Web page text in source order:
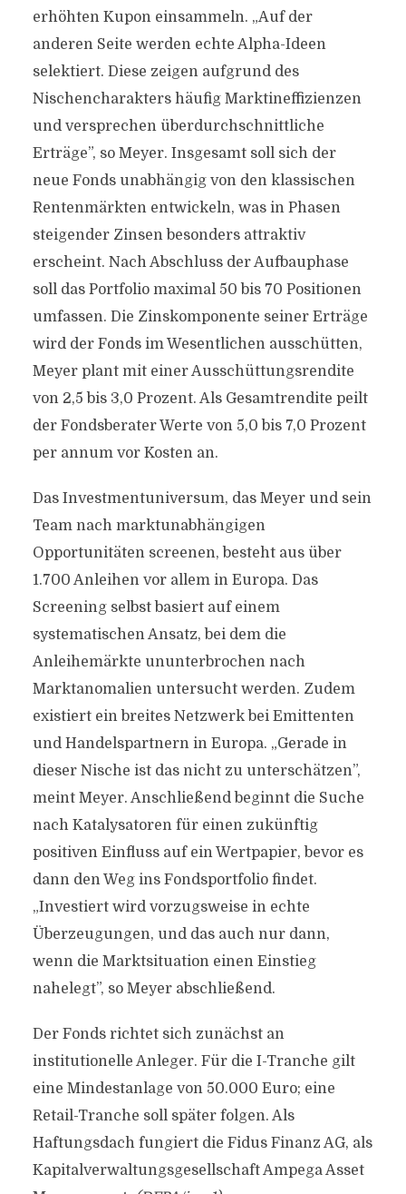
erhöhten Kupon einsammeln. „Auf der
anderen Seite werden echte Alpha-Ideen
selektiert. Diese zeigen aufgrund des
Nischencharakters häufig Marktineffizienzen
und versprechen überdurchschnittliche
Erträge”, so Meyer. Insgesamt soll sich der
neue Fonds unabhängig von den klassischen
Rentenmärkten entwickeln, was in Phasen
steigender Zinsen besonders attraktiv
erscheint. Nach Abschluss der Aufbauphase
soll das Portfolio maximal 50 bis 70 Positionen
umfassen. Die Zinskomponente seiner Erträge
wird der Fonds im Wesentlichen ausschütten,
Meyer plant mit einer Ausschüttungsrendite
von 2,5 bis 3,0 Prozent. Als Gesamtrendite peilt
der Fondsberater Werte von 5,0 bis 7,0 Prozent
per annum vor Kosten an.
Das Investmentuniversum, das Meyer und sein
Team nach marktunabhängigen
Opportunitäten screenen, besteht aus über
1.700 Anleihen vor allem in Europa. Das
Screening selbst basiert auf einem
systematischen Ansatz, bei dem die
Anleihemärkte ununterbrochen nach
Marktanomalien untersucht werden. Zudem
existiert ein breites Netzwerk bei Emittenten
und Handelspartnern in Europa. „Gerade in
dieser Nische ist das nicht zu unterschätzen”,
meint Meyer. Anschließend beginnt die Suche
nach Katalysatoren für einen zukünftig
positiven Einfluss auf ein Wertpapier, bevor es
dann den Weg ins Fondsportfolio findet.
„Investiert wird vorzugsweise in echte
Überzeugungen, und das auch nur dann,
wenn die Marktsituation einen Einstieg
nahelegt”, so Meyer abschließend.
Der Fonds richtet sich zunächst an
institutionelle Anleger. Für die I-Tranche gilt
eine Mindestanlage von 50.000 Euro; eine
Retail-Tranche soll später folgen. Als
Haftungsdach fungiert die Fidus Finanz AG, als
Kapitalverwaltungsgesellschaft Ampega Asset